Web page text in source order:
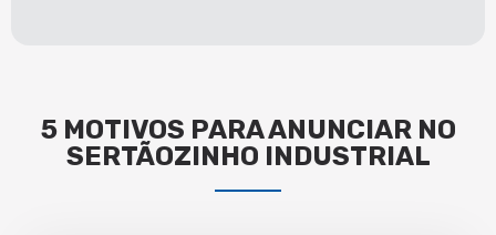
5 MOTIVOS PARA ANUNCIAR NO
SERTÃOZINHO INDUSTRIAL